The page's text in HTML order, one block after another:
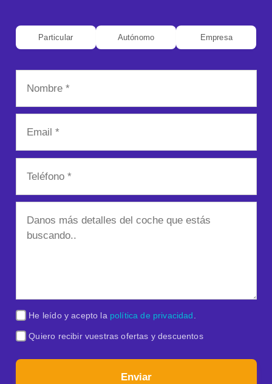
Particular Autónomo Empresa
He leído y acepto la política de privacidad.
Quiero recibir vuestras ofertas y descuentos
Enviar